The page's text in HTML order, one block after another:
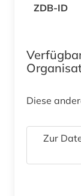
ZDB-ID
Diese
Zur